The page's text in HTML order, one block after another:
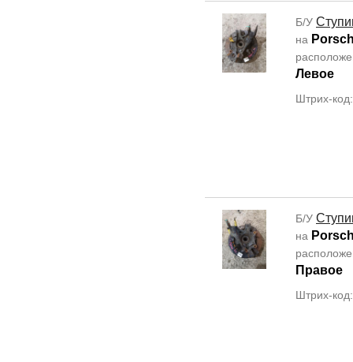
Б/У
на
Левое
Штрих-
Б/У
на
Правое
Штрих-